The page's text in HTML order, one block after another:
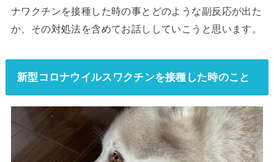
ナワクチンを接種した時の事とどのような副反応が出た
か、その対処法を含めてお話ししていこうと思います。
新型コロナウイルスワクチンを接種した時のこと